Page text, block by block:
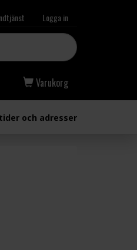
Logga in
Varukorg
och adresser